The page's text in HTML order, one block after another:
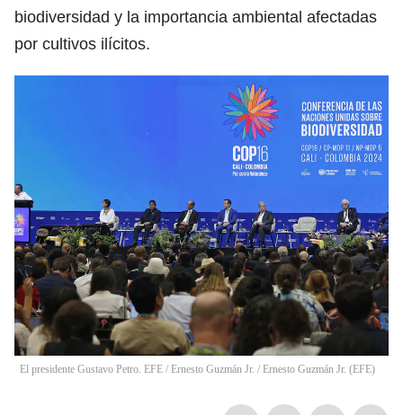
biodiversidad y la importancia ambiental afectadas
por cultivos ilícitos.
El presidente Gustavo Petro. EFE / Ernesto Guzmán Jr. / Ernesto Guzmán Jr. (EFE)